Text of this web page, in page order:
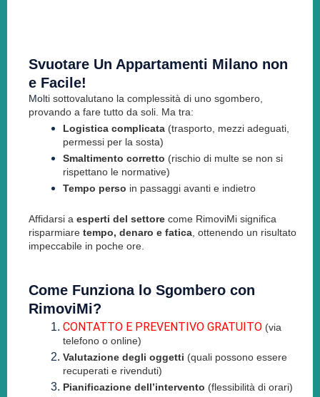
Svuotare Un Appartamenti Milano non
e Facile!
Molti sottovalutano la complessità di uno sgombero,
provando a fare tutto da soli. Ma tra:
Logistica complicata (trasporto, mezzi adeguati,
permessi per la sosta)
Smaltimento corretto (rischio di multe se non si
rispettano le normative)
Tempo perso in passaggi avanti e indietro
Affidarsi a esperti del settore come RimoviMi significa
risparmiare tempo, denaro e fatica , ottenendo un risultato
impeccabile in poche ore.
Come Funziona lo Sgombero con
RimoviMi?
CONTATTO E PREVENTIVO GRATUITO (via
telefono o online)
Valutazione degli oggetti (quali possono essere
recuperati e rivenduti)
Pianificazione dell’intervento (flessibilità di orari)